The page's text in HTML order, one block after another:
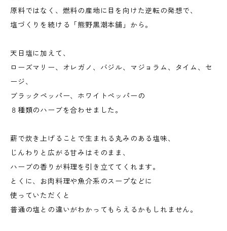
原料ではなく、燃料の産地に目を向けた逆転の発想で、
塩づくりを続ける「熊野黒潮本舗」から。
天日塩に加えて、
ローズマリー、オレガノ、バジル、マジョラム、タイム、セ
ージ、
ブラックペッパー、ホワイトペッパーの
８種類のハーブを合わせました。
薪で炊き上げることで生まれる丸みのある塩味、
じんわりと広がる甘みはそのまま、
ハーブの香りが料理を引き立ててくれます。
とくに、お肉料理や魚介系のスープなどに
使っていただくと
普通の塩との違いがわかってもらえるかもしれません。